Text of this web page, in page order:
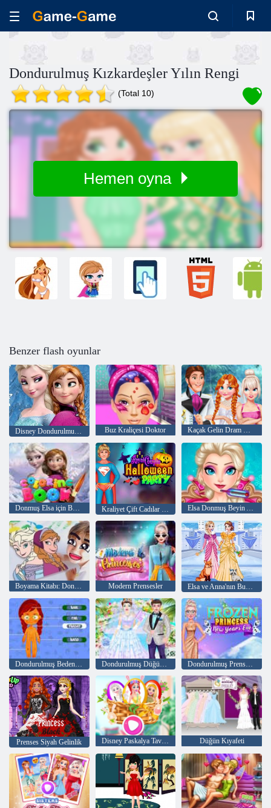
Dondurulmuş Kızkardeşler Yılın Rengi
(Total 10)
Hemen oyna
Benzer flash oyunlar
Disney Dondurulmuş Olaf Buz Kraliçesi Doktor Kaçak Gelin Dram Düğün
Donmuş Elsa için Boyama Kitabı Elsa Donmuş Beyin Ameliyatı
Boyama Kitabı: Dondurulmuş Modern Prensesler Elsa ve Anna'nın Buzlu Giydirme
Dondurulmuş Bedeni Çevrimiçi Öğrenmek Dondurulmuş Düğün Giydirme Dondurulmuş Prenses Yılbaşı Gecesi
Prenses Siyah Gelinlik Disney Paskalya Tavşanı Partisi Düğün Kıyafeti